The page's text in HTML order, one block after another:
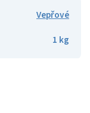
Vepřové
1 kg